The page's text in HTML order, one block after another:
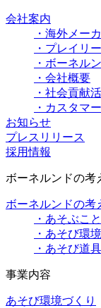
会社案内
・海外メー
・プレイリ
・ボーネル
・会社概要
・社会貢献
・カスタマ
お知らせ
プレスリリース
採用情報
ボーネルンドの考
ボーネルンドの考
・あそぶこ
・あそび環
・あそび道
事業内容
あそび環境づくり